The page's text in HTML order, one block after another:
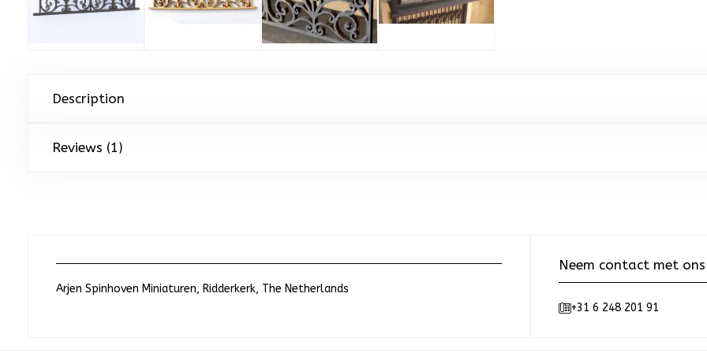
Description
Reviews (1)
Arjen Spinhoven Miniaturen, Ridderkerk, The Netherlands
Neem contact met
+31 6 248 201 91